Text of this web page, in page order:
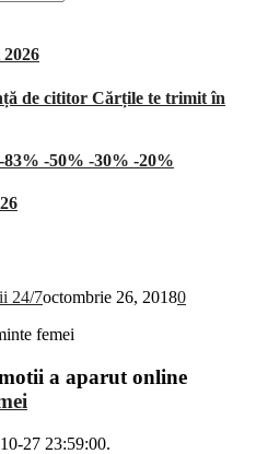
de cititor Cărțile te trimit în
-50% -30% -20%
24/7octombrie 26, 20180
a aparut online
27 23:59:00.